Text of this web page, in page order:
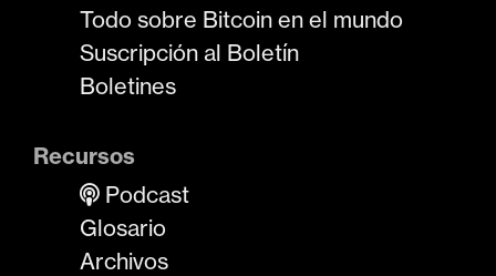
Todo sobre Bitcoin en el mundo
Suscripción al Boletín
Boletines
Recursos
Podcast
Glosario
Archivos